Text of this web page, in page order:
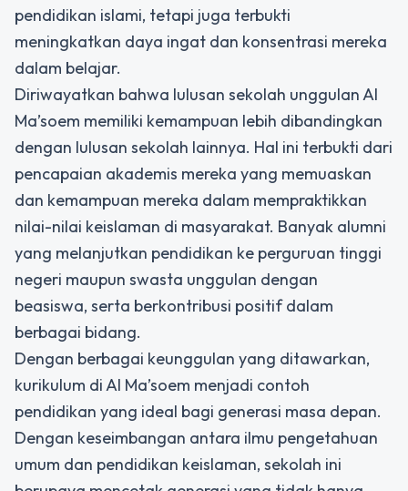
pendidikan islami, tetapi juga terbukti
meningkatkan daya ingat dan konsentrasi mereka
dalam belajar.
Diriwayatkan bahwa lulusan sekolah unggulan Al
Ma’soem memiliki kemampuan lebih dibandingkan
dengan lulusan sekolah lainnya. Hal ini terbukti dari
pencapaian akademis mereka yang memuaskan
dan kemampuan mereka dalam mempraktikkan
nilai-nilai keislaman di masyarakat. Banyak alumni
yang melanjutkan pendidikan ke perguruan tinggi
negeri maupun swasta unggulan dengan
beasiswa, serta berkontribusi positif dalam
berbagai bidang.
Dengan berbagai keunggulan yang ditawarkan,
kurikulum di Al Ma’soem menjadi contoh
pendidikan yang ideal bagi generasi masa depan.
Dengan keseimbangan antara ilmu pengetahuan
umum dan pendidikan keislaman, sekolah ini